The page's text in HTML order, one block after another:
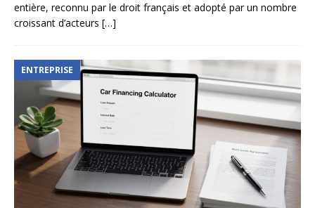
entière, reconnu par le droit français et adopté par un nombre
croissant d’acteurs […]
ENTREPRISE